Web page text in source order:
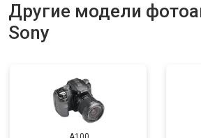
Другие модели
Sony